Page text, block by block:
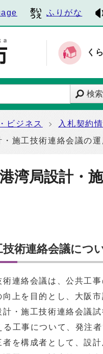
ふりがな
く
検索
ビジネス 入札契約
施工技術連絡会議の運
湾局設計・
術連絡会議につ
連絡会議は、公共工
上を目的とし、大阪
・施工技術連絡会議
工事について、発注
を構成者として、設